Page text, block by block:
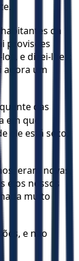
da
provisões
e dizei-lhes:
agora um
das
em que
ele está seco,
eram novas;
e os nossos
muito
e não